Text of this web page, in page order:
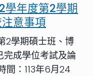
學年度第2學期
意事項
2學期碩士班、博
完成學位考試及論
間：113年6月24